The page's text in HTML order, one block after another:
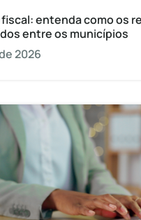
entenda como os
entre os municípios
2026